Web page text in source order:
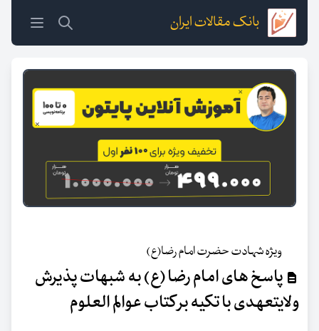
بانک مقالات ایران
ویژه شهادت حضرت امام رضا(ع)
پاسخ های امام رضا (ع) به شبهات پذیرش
ولایتعهدی با تکیه بر کتاب عوالم العلوم